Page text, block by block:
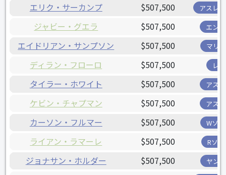
エリク・サーカンプ $507,500 アスレ
ジャビー・グエラ $507,500 エン
エイドリアン・サンプソン $507,500 マリ
ディラン・フローロ $507,500 レ
タイラー・ホワイト $507,500 アス
ケビン・チャプマン $507,500 アス
カーソン・フルマー $507,500 Wソ
ライアン・ラマーレ $507,500 Rソ
ジョナサン・ホルダー $507,500 ヤン